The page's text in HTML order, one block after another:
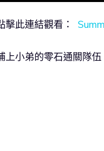
擊此連結觀看：
上小弟的零石通關